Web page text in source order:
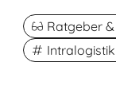
Ratgeber